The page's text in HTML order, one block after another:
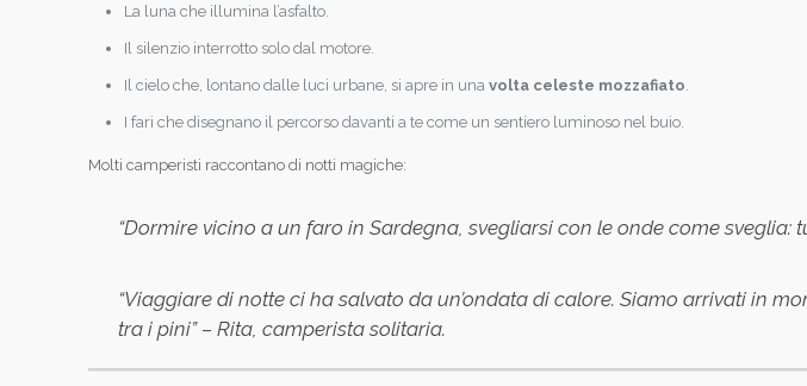
La luna che illumina l’asfalto.
Il silenzio interrotto solo dal motore.
Il cielo che, lontano dalle luci urbane, si apre in unavolta celeste mozzafiato.
I fari che disegnano il percorso davanti a te come un sentiero luminoso nel buio.
Molti camperisti raccontano di notti magiche:
“Dormire vicino a un faro in Sardegna, svegliarsi con le onde come
“Viaggiare di notte ci ha salvato da un’ondata di calore. Siamo arrivati in
tra i pini” – Rita, camperista solitaria.